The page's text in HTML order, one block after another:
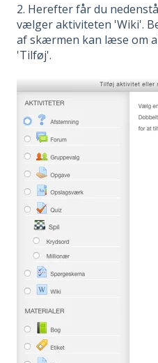
2. Herefter får du
vælger aktiviteten 'Wiki'.
af skærmen kan læse om
'Tilføj'.